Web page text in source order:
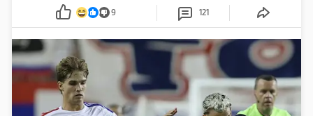
9 121